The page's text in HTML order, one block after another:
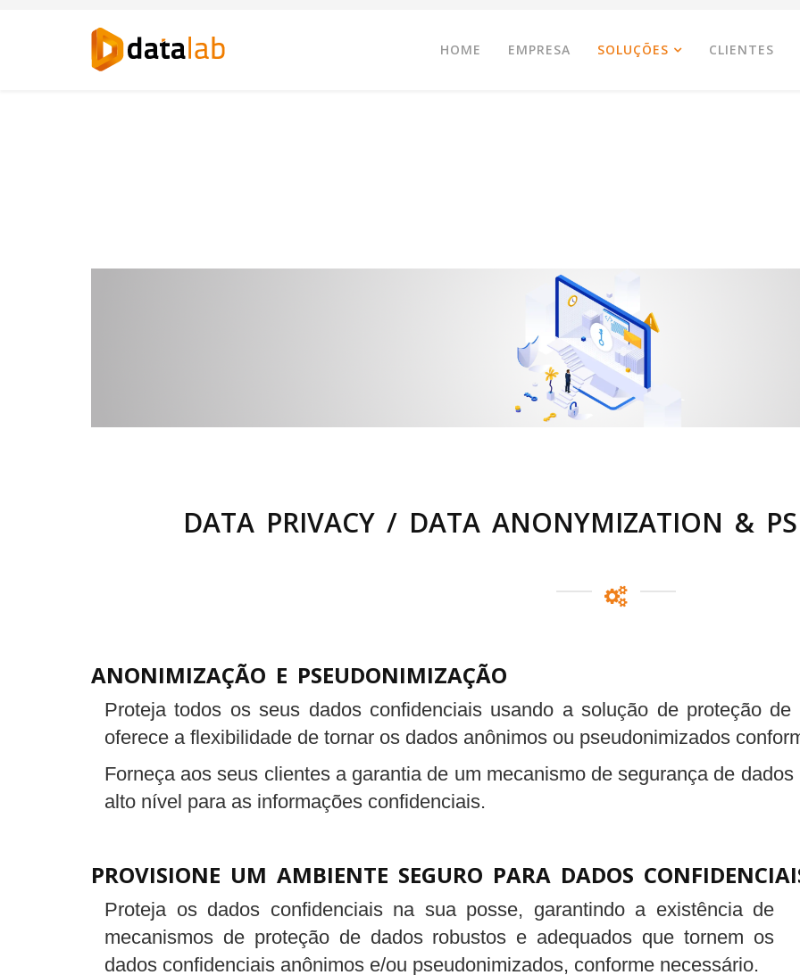
HOME EMPRESA SOLUÇÕES CLIENTES
DATA PRIVACY / DATA ANONYMIZATION &
ANONIMIZAÇÃO E PSEUDONIMIZAÇÃO
Proteja todos os seus dados confidenciais usando a solução de proteção
oferece a flexibilidade de tornar os dados anônimos ou pseudonimizados
Forneça aos seus clientes a garantia de um mecanismo de segurança de
alto nível para as informações confidenciais.
PROVISIONE UM AMBIENTE SEGURO PARA DADOS
Proteja os dados confidenciais na sua posse, garantindo a existência de
mecanismos de proteção de dados robustos e adequados que tornem os
dados confidenciais anônimos e/ou pseudonimizados, conforme necessário.